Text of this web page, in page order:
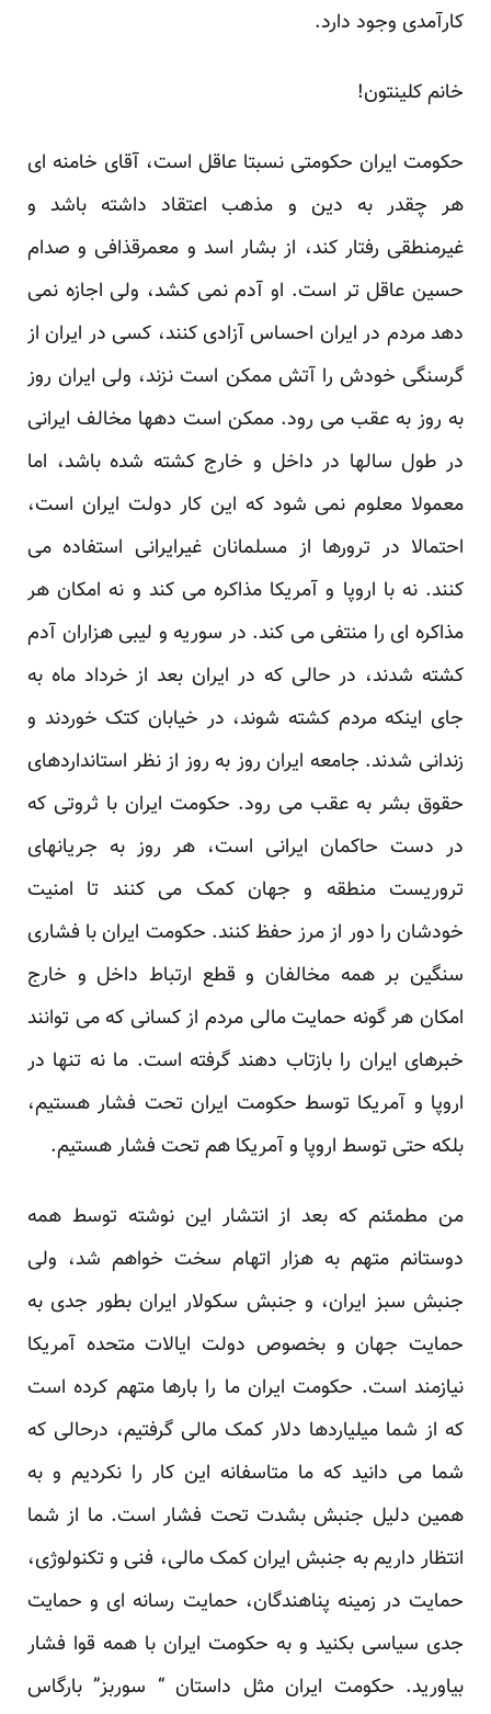
کارآمدی وجود دارد.
خانم کلینتون!
حکومت ایران حکومتی نسبتا عاقل است، آقای خامنه ای
هر چقدر به دین و مذهب اعتقاد داشته باشد و
غیرمنطقی رفتار کند، از بشار اسد و معمرقذافی و صدام
حسین عاقل تر است. او آدم نمی کشد، ولی اجازه نمی
دهد مردم در ایران احساس آزادی کنند، کسی در ایران از
گرسنگی خودش را آتش ممکن است نزند، ولی ایران روز
به روز به عقب می رود. ممکن است دهها مخالف ایرانی
در طول سالها در داخل و خارج کشته شده باشد، اما
معمولا معلوم نمی شود که این کار دولت ایران است،
احتمالا در ترورها از مسلمانان غیرایرانی استفاده می
کنند. نه با اروپا و آمریکا مذاکره می کند و نه امکان هر
مذاکره ای را منتفی می کند. در سوریه و لیبی هزاران آدم
کشته شدند، در حالی که در ایران بعد از خرداد ماه به
جای اینکه مردم کشته شوند، در خیابان کتک خوردند و
زندانی شدند. جامعه ایران روز به روز از نظر استانداردهای
حقوق بشر به عقب می رود. حکومت ایران با ثروتی که
در دست حاکمان ایرانی است، هر روز به جریانهای
تروریست منطقه و جهان کمک می کنند تا امنیت
خودشان را دور از مرز حفظ کنند. حکومت ایران با فشاری
سنگین بر همه مخالفان و قطع ارتباط داخل و خارج
امکان هر گونه حمایت مالی مردم از کسانی که می توانند
خبرهای ایران را بازتاب دهند گرفته است. ما نه تنها در
اروپا و آمریکا توسط حکومت ایران تحت فشار هستیم،
بلکه حتی توسط اروپا و آمریکا هم تحت فشار هستیم.
من مطمئنم که بعد از انتشار این نوشته توسط همه
دوستانم متهم به هزار اتهام سخت خواهم شد، ولی
جنبش سبز ایران، و جنبش سکولار ایران بطور جدی به
حمایت جهان و بخصوص دولت ایالات متحده آمریکا
نیازمند است. حکومت ایران ما را بارها متهم کرده است
که از شما میلیاردها دلار کمک مالی گرفتیم، درحالی که
شما می دانید که ما متاسفانه این کار را نکردیم و به
همین دلیل جنبش بشدت تحت فشار است. ما از شما
انتظار داریم به جنبش ایران کمک مالی، فنی و تکنولوژی،
حمایت در زمینه پناهندگان، حمایت رسانه ای و حمایت
جدی سیاسی بکنید و به حکومت ایران با همه قوا فشار
بیاورید. حکومت ایران مثل داستان “ سوربز” بارگاس